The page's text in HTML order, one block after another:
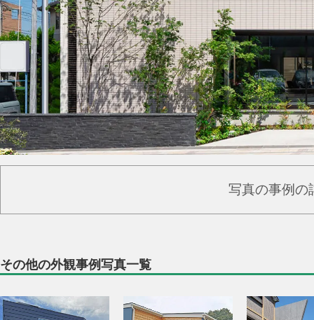
写真の事例の
その他の外観事例写真一覧